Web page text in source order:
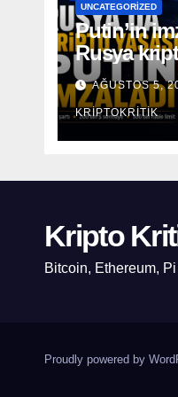
UNCATEGORIZED
Putin’in
Rusya
kapsamı
AĞUSTOS 5,
KRIPTOKRITIK
Kripto
Bitcoin, Ethereum,
Proudly powered by